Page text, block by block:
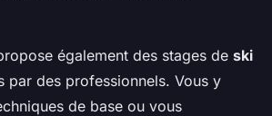
également des stages de ski
par des professionnels. Vous y
de base ou vous